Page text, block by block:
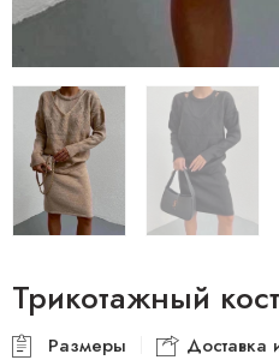
Трикотажный
Размеры Доставка